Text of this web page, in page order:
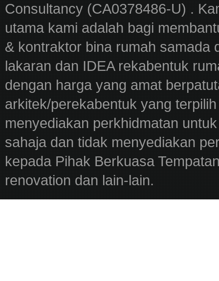
Consultancy (CA0378486-U) .
utama kami adalah bagi
& kontraktor bina rumah samada
lakaran dan IDEA rekabentuk
dengan harga yang amat
arkitek/perekabentuk yang
menyediakan perkhidmatan
sahaja dan tidak menyediakan
kepada Pihak Berkuasa
renovation dan lain-lain.